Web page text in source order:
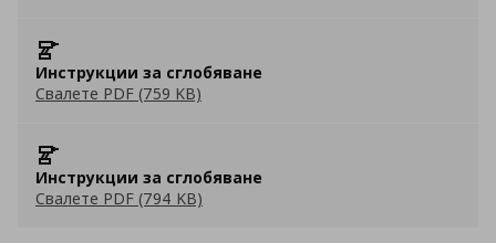
Инструкции за сглобяване
Свалете PDF (759 KB)
Инструкции за сглобяване
Свалете PDF (794 KB)